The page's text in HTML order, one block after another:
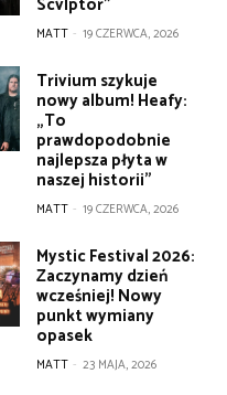
MATT - 19 CZERWCA, 2026
Trivium szykuje
nowy album! Heafy:
„To
prawdopodobnie
najlepsza płyta w
naszej historii”
MATT - 19 CZERWCA, 2026
Mystic Festival 2026:
Zaczynamy dzień
wcześniej! Nowy
punkt wymiany
opasek
MATT - 23 MAJA, 2026